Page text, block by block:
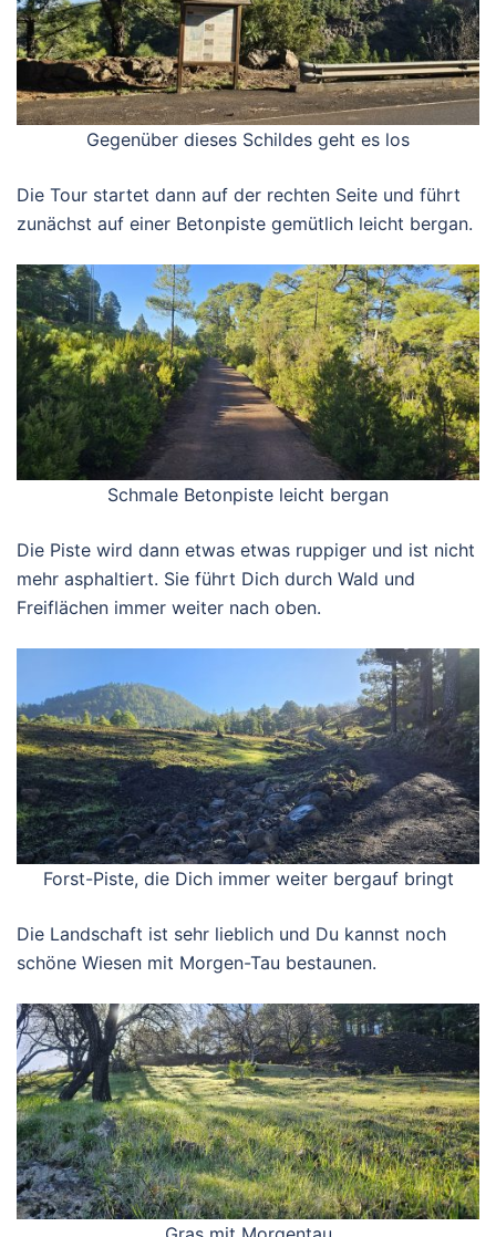
Gegenüber dieses Schildes geht es los
Die Tour startet dann auf der rechten Seite und führt
zunächst auf einer Betonpiste gemütlich leicht bergan.
Schmale Betonpiste leicht bergan
Die Piste wird dann etwas etwas ruppiger und ist nicht
mehr asphaltiert. Sie führt Dich durch Wald und
Freiflächen immer weiter nach oben.
Forst-Piste, die Dich immer weiter bergauf bringt
Die Landschaft ist sehr lieblich und Du kannst noch
schöne Wiesen mit Morgen-Tau bestaunen.